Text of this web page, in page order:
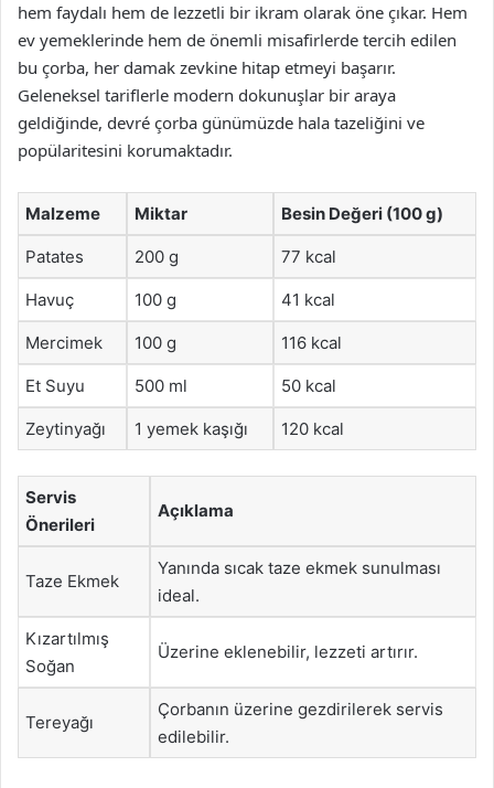
hem faydalı hem de lezzetli bir ikram olarak öne çıkar. Hem
ev yemeklerinde hem de önemli misafirlerde tercih edilen
bu çorba, her damak zevkine hitap etmeyi başarır.
Geleneksel tariflerle modern dokunuşlar bir araya
geldiğinde, devré çorba günümüzde hala tazeliğini ve
popülaritesini korumaktadır.
Malzeme Miktar Besin Değeri (100 g)
Patates 200 g 77 kcal
Havuç 100 g 41 kcal
Mercimek 100 g 116 kcal
Et Suyu 500 ml 50 kcal
Zeytinyağı 1 yemek kaşığı 120 kcal
Servis
Önerileri
Açıklama
Taze Ekmek
Yanında sıcak taze ekmek sunulması
ideal.
Kızartılmış
Soğan
Üzerine eklenebilir, lezzeti artırır.
Tereyağı
Çorbanın üzerine gezdirilerek servis
edilebilir.